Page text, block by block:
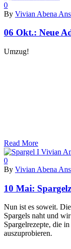
0
By Vivian Abena
06 Okt.: Neue
Umzug!
Read More
0
By Vivian Abena
10 Mai:
Nun ist es soweit.
Spargels naht und
Spargelrezepte, die
auszuprobieren.